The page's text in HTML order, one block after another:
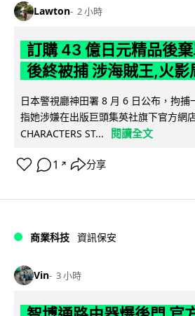
Lawton 2 小時
訂購 43 億日元精品後
後終被捕 涉海賊王,火影
日本警視廳神田署 8 月 6 日公布，拘捕
指她涉嫌在出版巨頭集英社旗下官方網
CHARACTERS ST...
閱讀全文
1 ↗ 分享
商業科技 資訊保安
Vin 3 小時